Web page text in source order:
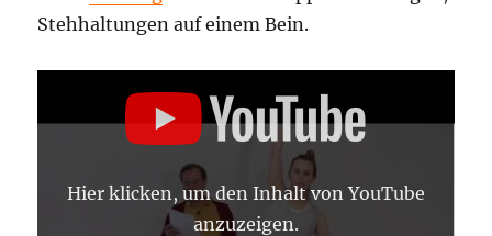
Stehhaltungen auf einem Bein.
„PARSHVA
VRIKSHASANA
ASANA
VON
YOUTUBE
Hier klicken, um den Inhalt von YouTube
anzuzeigen.